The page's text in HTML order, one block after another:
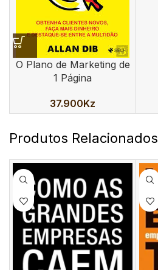
O Plano de Marketing de
1 Página
37.900Kz
Produtos Relacionados